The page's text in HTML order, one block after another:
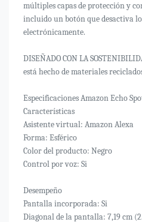
múltiples capas de protección y
incluido un botón que desactiva
electrónicamente.
DISEÑADO CON LA
está hecho de materiales
Especificaciones Amazon Echo
Características
Asistente virtual: Amazon Alexa
Forma: Esférico
Color del producto: Negro
Control por voz: Si
Desempeño
Pantalla incorporada: Si
Diagonal de la pantalla: 7,19 cm